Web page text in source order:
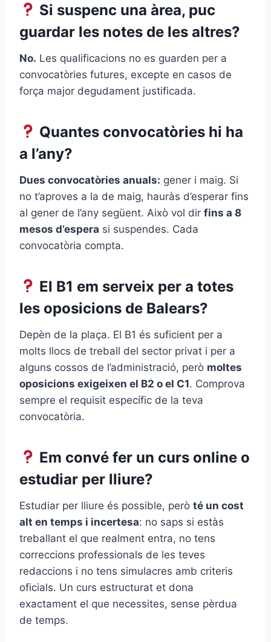
Si suspenc una àrea, puc
guardar les notes de les altres?
No. Les qualificacions no es guarden per a
convocatòries futures, excepte en casos de
força major degudament justificada.
Quantes convocatòries hi ha
a l’any?
Dues convocatòries anuals: gener i maig. Si
no t’aproves a la de maig, hauràs d’esperar fins
al gener de l’any següent. Això vol dir fins a 8
mesos d’espera si suspendes. Cada
convocatòria compta.
El B1 em serveix per a totes
les oposicions de Balears?
Depèn de la plaça. El B1 és suficient per a
molts llocs de treball del sector privat i per a
alguns cossos de l’administració, però moltes
oposicions exigeixen el B2 o el C1. Comprova
sempre el requisit específic de la teva
convocatòria.
Em convé fer un curs online o
estudiar per lliure?
Estudiar per lliure és possible, però té un cost
alt en temps i incertesa: no saps si estàs
treballant el que realment entra, no tens
correccions professionals de les teves
redaccions i no tens simulacres amb criteris
oficials. Un curs estructurat et dona
exactament el que necessites, sense pèrdua
de temps.